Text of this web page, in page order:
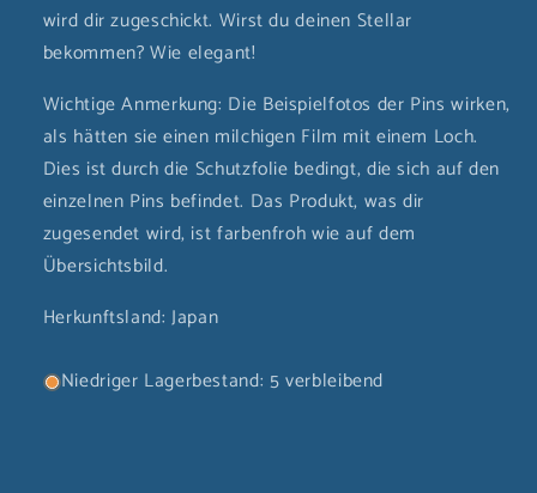
wird dir zugeschickt. Wirst du deinen Stellar
bekommen? Wie elegant!
Wichtige Anmerkung: Die Beispielfotos der Pins wirken,
als hätten sie einen milchigen Film mit einem Loch.
Dies ist durch die Schutzfolie bedingt, die sich auf den
einzelnen Pins befindet. Das Produkt, was dir
zugesendet wird, ist farbenfroh wie auf dem
Übersichtsbild.
Herkunftsland: Japan
Niedriger Lagerbestand: 5 verbleibend